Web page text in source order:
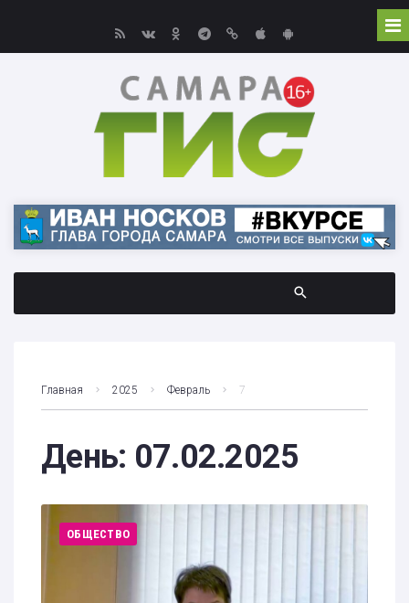
Главная 2025 Февраль 7
День: 07.02.2025
ОБЩЕСТВО